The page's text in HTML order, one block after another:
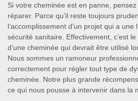
Si votre cheminée est en panne,
réparer. Parce qu’il reste toujours
l’accomplissement d’un projet qui a
sécurité sanitaire. Effectivement, c’est
d’une cheminée qui devrait être utilisé
Nous sommes un ramoneur
correctement pour régler tout type de
cheminée. Notre plus grande
ce qui nous pousse à intervenir dans la